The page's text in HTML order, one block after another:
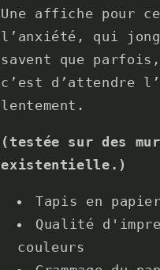
Une affiche pour
l’anxiété, qui
savent que
c’est d’attendre
lentement.
(testée sur des
existentielle.)
Tapis en papier
Qualité
couleurs